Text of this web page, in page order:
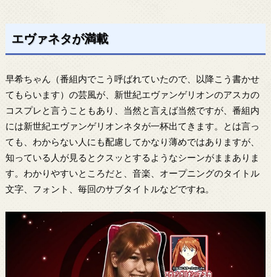
エヴァネタが満載
早希ちゃん（番組内でこう呼ばれていたので、以降こう書かせ
てもらいます）の芸風が、新世紀エヴァンゲリオンのアスカの
コスプレと言うこともあり、当然と言えば当然ですが、番組内
には新世紀エヴァンゲリオンネタが一杯出てきます。とは言っ
ても、わからない人にも配慮してかなり薄めではありますが、
知っている人が見るとクスッとするようなシーンがままありま
す。わかりやすいところだと、音楽、オープニングのタイトル
文字、フォント、毎回のサブタイトルなどですね。